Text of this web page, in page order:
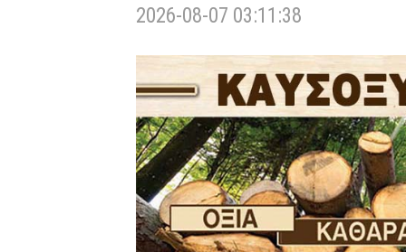
2026-08-07 03:11:38